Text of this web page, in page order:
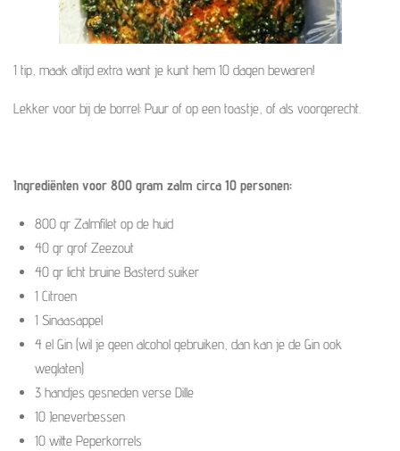
1 tip, maak altijd extra want je kunt hem 10 dagen bewaren!
Lekker voor bij de borrel: Puur of op een toastje, of als voorgerecht.
Ingrediënten voor 800 gram zalm circa 10 personen:
800 gr Zalmfilet op de huid
40 gr grof Zeezout
40 gr licht bruine Basterd suiker
1 Citroen
1 Sinaasappel
4 el Gin (wil je geen alcohol gebruiken, dan kan je de Gin ook
weglaten)
3 handjes gesneden verse Dille
10 Jeneverbessen
10 witte Peperkorrels